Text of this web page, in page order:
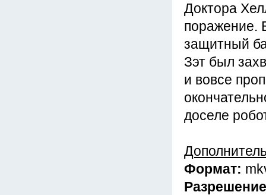
Доктора
поражение.
защитный
Зэт был
и вовсе
доселе
Формат: